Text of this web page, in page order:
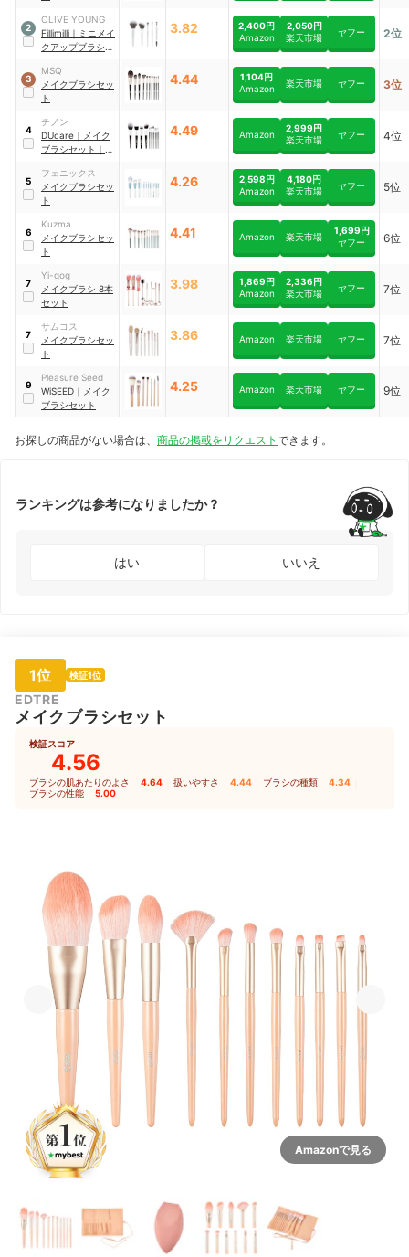
2
OLIVE YOUNG
Fillimilli ｜ ミニメイ
クアップブラシセ
3.82
2,400円
Amazon
2,050円
楽天市場
ヤフー 2位
3
MSQ
メイクブラシセッ
ト
4.44
1,104円
Amazon
楽天市場 ヤフー 3位
4
チノン
DUcare ｜ メイク
ブラシセット ｜
4.49 Amazon
2,999円
楽天市場
ヤフー 4位
5
フェニックス
メイクブラシセッ
ト
4.26
2,598円
Amazon
4,180円
楽天市場
ヤフー 5位
6
Kuzma
メイクブラシセッ
ト
4.41 Amazon 楽天市場
1,699円
ヤフー
6位
7
Yi-gog
メイクブラシ 8本
セット
3.98
1,869円
Amazon
2,336円
楽天市場
ヤフー 7位
7
サムコス
メイクブラシセッ
ト
3.86 Amazon 楽天市場 ヤフー 7位
9
Pleasure Seed
WiSEED ｜ メイク
ブラシセット
4.25 Amazon 楽天市場 ヤフー 9位
お探しの商品がない場合は、 商品の掲載をリクエスト できます。
ランキングは参考になりましたか？
はい いいえ
1位 検証1位
EDTRE
メイクブラシセット
検証スコア
4.56
ブラシの肌あたりのよさ 4.64 扱いやすさ 4.44 ブラシの種類 4.34
ブラシの性能 5.00
Amazonで見る